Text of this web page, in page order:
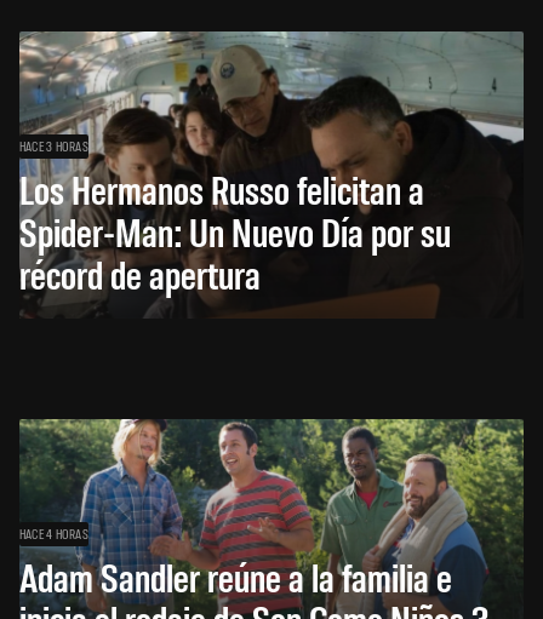
HACE 3 HORAS
Los Hermanos Russo felicitan a
Spider-Man: Un Nuevo Día por su
récord de apertura
HACE 4 HORAS
Adam Sandler reúne a la familia e